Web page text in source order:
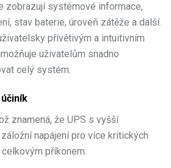
zobrazují systémové informace,
stav baterie, úroveň zátěže a další.
přívětivým a intuitivním
uživatelům snadno
celý systém.
znamená, že UPS s vyšší
napájení pro více kritických
příkonem.